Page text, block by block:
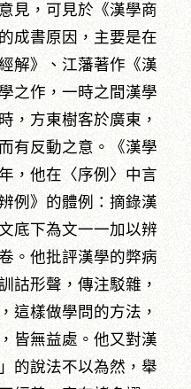
見，可見於《漢學商
成書原因，主要是在
解》、江藩著作《漢
之作，一時之間漢學
，方東樹客於廣東，
有反動之意。《漢學
，他在〈序例〉中言
例》的體例：摘錄漢
底下為文一一加以辨
。他批評漢學的弊病
詁形聲，傳注駁雜，
這樣做學問的方法，
皆無益處。他又對漢
的說法不以為然，舉